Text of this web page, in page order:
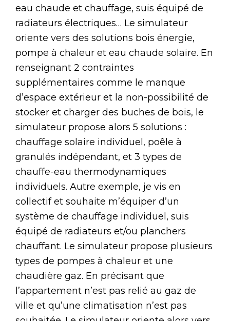
eau chaude et chauffage, suis équipé de
radiateurs électriques… Le simulateur
oriente vers des solutions bois énergie,
pompe à chaleur et eau chaude solaire. En
renseignant 2 contraintes
supplémentaires comme le manque
d’espace extérieur et la non-possibilité de
stocker et charger des buches de bois, le
simulateur propose alors 5 solutions :
chauffage solaire individuel, poêle à
granulés indépendant, et 3 types de
chauffe-eau thermodynamiques
individuels. Autre exemple, je vis en
collectif et souhaite m’équiper d’un
système de chauffage individuel, suis
équipé de radiateurs et/ou planchers
chauffant. Le simulateur propose plusieurs
types de pompes à chaleur et une
chaudière gaz. En précisant que
l’appartement n’est pas relié au gaz de
ville et qu’une climatisation n’est pas